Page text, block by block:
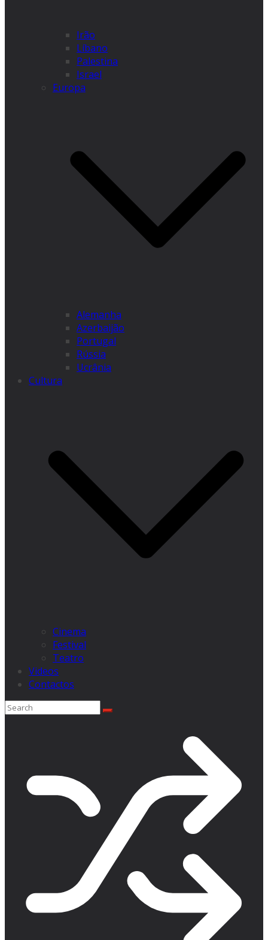
Irão
Líbano
Palestina
Israel
Europa
Alemanha
Azerbaijão
Portugal
Rússia
Ucrânia
Cultura
Cinema
Festival
Teatro
Videos
Contactos